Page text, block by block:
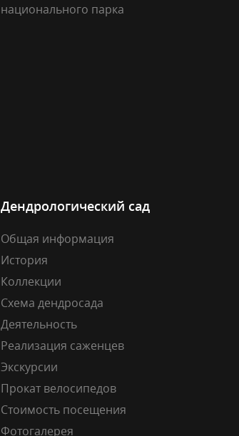
национального парка
Дендрологический сад
Общая информация
История
Коллекции
Схема дендросада
Деятельность
Реализация саженцев
Экскурсии
Прокат велосипедов
Стоимость посещения
Фотогалерея